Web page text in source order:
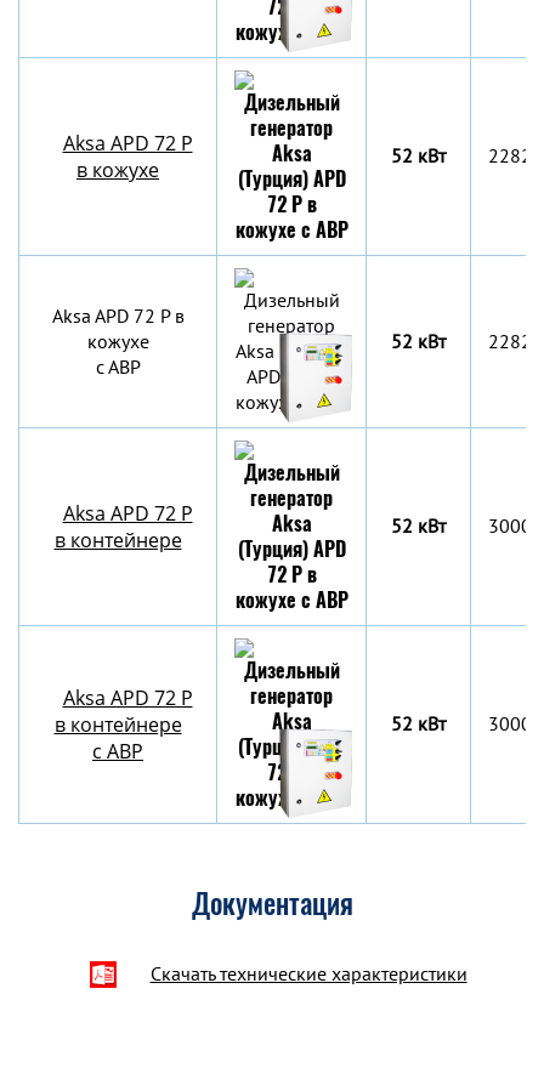
Aksa APD 72 P
в кожухе
52 кВт
Aksa APD 72 P в
кожухе
с АВР
52 кВт
Aksa APD 72 P
в контейнере
52 кВт
Aksa APD 72 P
в контейнере
c АВР
52 кВт
Документация
Скачать технические характеристики